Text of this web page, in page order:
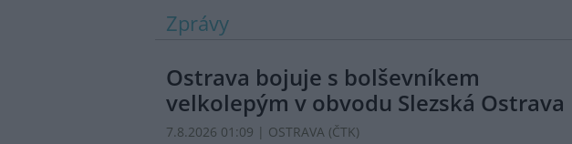
Zprávy
Ostrava bojuje s bolševníkem
velkolepým v obvodu Slezská Ostrava
7.8.2026 01:09 | OSTRAVA (ČTK)